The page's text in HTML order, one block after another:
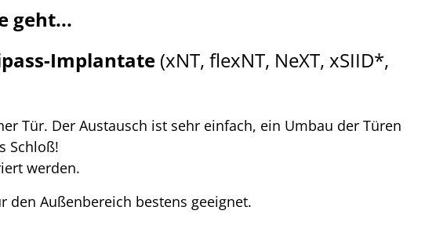
geht...
Implantate (xNT, flexNT, NeXT, xSIID*,
Tür. Der Austausch ist sehr einfach, ein Umbau der Türen
Schloß!
werden.
Außenbereich bestens geeignet.